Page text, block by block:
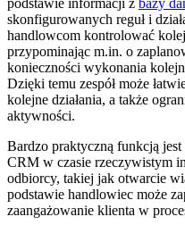
podstawie informacji z bazy
skonfigurowanych reguł i
handlowcom kontrolować
przypominając m.in. o
konieczności wykonania
Dzięki temu zespół może
kolejne działania, a także
aktywności.
Bardzo praktyczną funkcją
CRM w czasie rzeczywistym
odbiorcy, takiej jak otwarcie
podstawie handlowiec może
zaangażowanie klienta w